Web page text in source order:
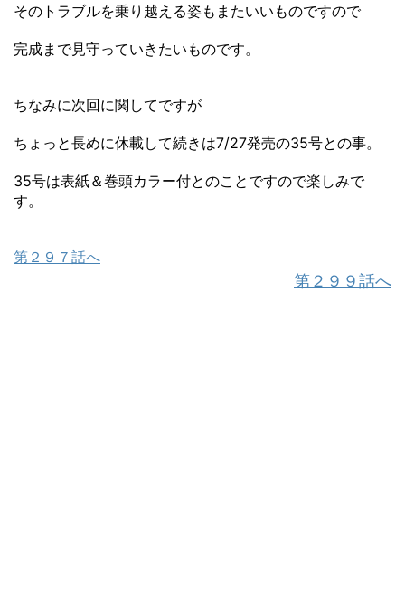
そのトラブルを乗り越える姿もまたいいものですので
完成まで見守っていきたいものです。
ちなみに次回に関してですが
ちょっと長めに休載して続きは7/27発売の35号との事。
35号は表紙＆巻頭カラー付とのことですので楽しみで
す。
第２９７話へ
第２９９話へ